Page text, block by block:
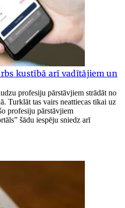
kustībā arī vadītājiem un
profesiju pārstāvjiem strādāt no
Turklāt tas vairs neattiecas tikai uz
profesiju pārstāvjiem
šādu iespēju sniedz arī